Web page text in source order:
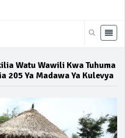
Watu Wawili Kwa Tuhuma
205 Ya Madawa Ya Kulevya